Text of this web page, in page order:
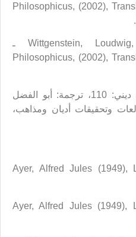
Philosophicus, (2002),
([8]) Wittgenstein, Loudwig, Tractatus Logico ـ
Philosophicus, (2002),
([9]) دان ستيفر، فلسفه زبان ديني: 110، ترجمة: أبو الفضل
وتحقيقات أديان ومذاهب،
([11]) Ayer, Alfred Jules
([12]) Ayer, Alfred Jules